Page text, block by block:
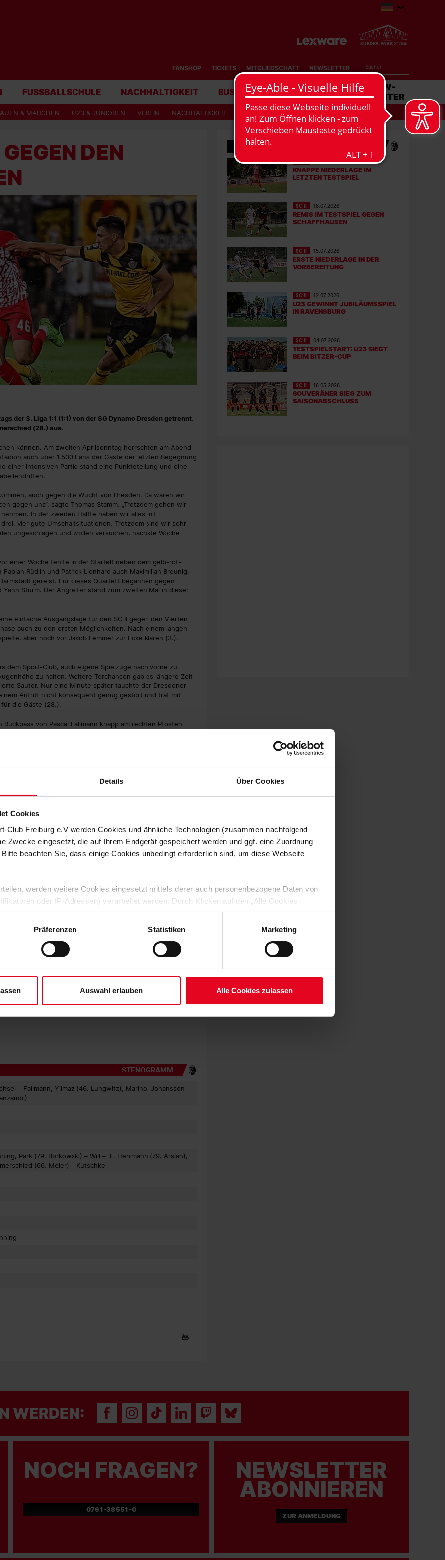
Details Über Cookies
Cookies
Club Freiburg e.V werden Cookies und ähnliche Technologien (zusammen nachfolgend
Zwecke eingesetzt, die auf Ihrem Endgerät gespeichert werden und ggf. eine Zuordnung
beachten Sie, dass einige Cookies unbedingt erforderlich sind, um diese Webseite
werden weitere Cookies eingesetzt mittels derer auch personenbezogene Daten von
oder IP-Adressen) verarbeitet werden. Durch Klicken auf den „Alle Cookies
der Speicherung aller aufgeführten Cookies und der entsprechenden Verarbeitung Ihrer
die unten jeweils angegebene Zwecke gem. § 25 Abs. 1 TDDDG, Art. 6 Abs. 1 lit. a DSGVO
auswählen, werden nur unbedingt erforderliche Cookies eingesetzt. Ihre etwaig erteilten
Präferenzen Statistiken Marketing
Auswahl erlauben Alle Cookies zulassen
FANSHOP TICKETS MITGLIEDSCHAFT NEWSLETTER
FUSSBALLSCHULE NACHHALTIGKEIT BUSINESS STADION MATCHCENTER
& MÄDCHEN U23 & JUNIOREN VEREIN NACHHALTIGKEIT
DEN
der 3. Liga 1:1 (1:1) von der SG Dynamo Dresden getrennt.
(28.) aus.
können. Am zweiten Aprilsonntag herrschten am Abend
auch über 1.500 Fans der Gäste der letzten Begegnung
einer intensiven Partie stand eine Punkteteilung und eine
auch gegen die Wucht von Dresden. Da waren wir
gegen uns“, sagte Thomas Stamm. „Trotzdem gehen wir
In der zweiten Hälfte haben wir alles mit
vier gute Umschaltsituationen. Trotzdem sind wir sehr
ungeschlagen und wollen versuchen, nächste Woche
einer Woche fehlte in der Startelf neben dem gelb-rot-
Rüdlin und Patrick Lienhard auch Maximilian Breunig.
gereist. Für dieses Quartett begannen gegen
Yann Sturm. Der Angreifer stand zum zweiten Mal in dieser
einfache Ausgangslage für den SC II gegen den Vierten
auch zu den ersten Möglichkeiten. Nach einem langen
aber noch vor Jakob Lemmer zur Ecke klären (3.).
dem Sport-Club, auch eigene Spielzüge nach vorne zu
zu halten. Weitere Torchancen gab es längere Zeit
Sauter. Nur eine Minute später tauchte der Dresdener
Antritt nicht konsequent genug gestört und traf mit
die Gäste (28.).
von Pascal Fallmann knapp am rechten Pfosten
Begegnung weiterhin weitgehend offen. Mit großem
die Gastgeber wirkungsvoll die Räume und fanden auch
dem Ausgleich. Nach einem Freistoß aus dem Halbfeld
und traf mit dem anschließenden Schuss sehenswert ins
Yilmaz startete der SC II in den zweiten Durchgang. Das
im Spiel gegen den Ball gefordert war, kam zehn Minuten
einer Flanke von Lungwitz ging die Direktabnahme von
Stunde in den Armen von Torwart Kevin Broll. Zuvor
Kutschke noch vor der Torlinie abgeblockt. Das Spiel blieb
großer Leidenschaft und auch spielerisch auf einem
Herrmann (77.) für Dresden, dessen Direktabnahme Sauter
des eingewechselten Robin Meißner. In der
enorm.
gegen die Wucht der Sachsen und kam in der letztlich
Ein Pass von Manzambi auf Wörner geriet aber zu
ging am Tor vorbei, und einen Flachschuss von Manzambi
Rückstand auf einen Nichtabstiegsplatz jetzt fünf
wartet in einer Woche erneut eine Sonntagspartie.
Preußen Münster an (21. April, 16.30 Uhr).
STENOGRAMM
– Fallmann, Yilmaz (46. Lungwitz), Marino, Johansson
Park (79. Borkowski) – Will – L. Herrmann (79. Arslan),
(66. Meier) – Kutschke
SC II 01.08.2026
KNAPPE NIEDERLAGE IM
LETZTEN TESTSPIEL
SC II 18.07.2026
REMIS IM TESTSPIEL GEGEN
SCHAFFHAUSEN
SC II 15.07.2026
ERSTE NIEDERLAGE IN DER
VORBEREITUNG
SC II 12.07.2026
U23 GEWINNT JUBILÄUMSSPIEL
IN RAVENSBURG
SC II 04.07.2026
TESTSPIELSTART: U23 SIEGT
BEIM BITZER-CUP
SC II 16.05.2026
SOUVERÄNER SIEG ZUM
SAISONABSCHLUSS
WERDEN:
NOCH FRAGEN?
0761-38551-0
NEWSLETTER
ABONNIEREN
ZUR ANMELDUNG